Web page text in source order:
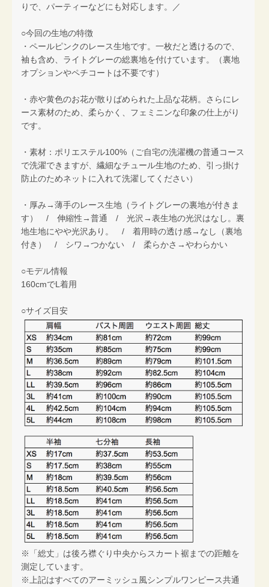
りで、パーティーなどにも対応します。／
○今回の生地の特徴
・ペールピンクのレース生地です。一枚だと透けるので、
袖も含め、ライトグレーの総裏地を付けています。（裏地
オプションやペチコートは不要です）
・赤や黄色のお花が散りばめられた上品な花柄。さらにレ
ース素材のため、柔らかく、フェミニンな印象の仕上がり
です。
・素材：ポリエステル100%（ご自宅の洗濯機の普通コース
で洗濯できますが、繊細なチュール生地のため、引っ掛け
防止のためネットに入れて洗濯してください）
・厚み→薄手のレース生地（ライトグレーの裏地が付きま
す） / 伸縮性→普通 / 光沢→表生地の光沢はなし。裏
地生地にやや光沢あり。 / 着用時の透け感→なし（裏地
付き） / シワ→つかない / 柔らかさ→やわらかい
○モデル情報
160cmでL着用
○サイズ目安
※「総丈」は後ろ襟ぐり中央からスカート裾までの距離を
測定しています。
※上記はすべてのアーミッシュ風シンプルワンピース共通